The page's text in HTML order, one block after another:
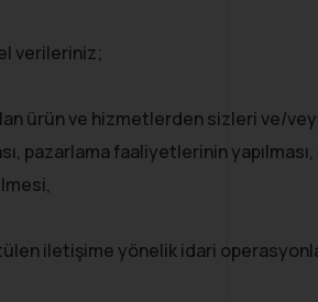
verileriniz;
ürün ve hizmetlerden sizleri ve/
pazarlama faaliyetlerinin
iletişime yönelik idari